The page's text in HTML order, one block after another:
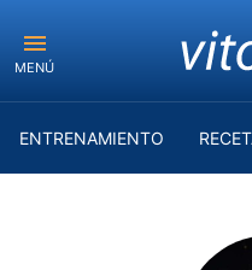
MENÚ
ENTRENAMIENTO